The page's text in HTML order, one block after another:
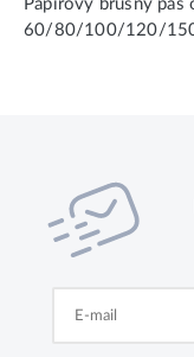
Papírový brusný
60/80/100/120/